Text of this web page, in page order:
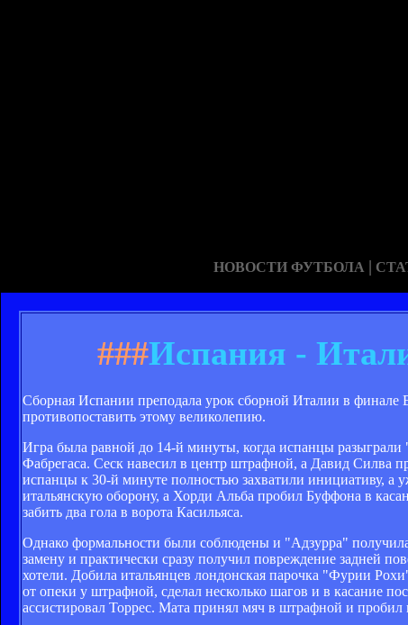
НОВОСТИ ФУТБОЛА |
###Испания -
Сборная Испании преподала урок сборной Италии в финале
противопоставить этому великолепию.
Игра была равной до 14-й минуты, когда испанцы
Фабрегаса. Сеск навесил в центр штрафной, а Давид Силва
испанцы к 30-й минуте полностью захватили инициативу, а
итальянскую оборону, а Хорди Альба пробил Буффона в
забить два гола в ворота Касильяса.
Однако формальности были соблюдены и "Адзурра"
замену и практически сразу получил повреждение задней
хотели. Добила итальянцев лондонская парочка "Фурии
от опеки у штрафной, сделал несколько шагов и в касание
ассистировал Торрес. Мата принял мяч в штрафной и